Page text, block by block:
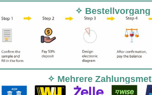
✧ Bestellvorgang
✧ Mehrere